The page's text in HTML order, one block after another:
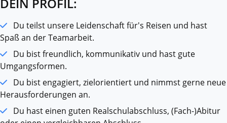
Du teilst unsere Leidenschaft für's Reisen und hast
Spaß an der Teamarbeit.
Du bist freundlich, kommunikativ und hast gute
Umgangsformen.
Du bist engagiert, zielorientiert und nimmst gerne neue
Herausforderungen an.
Du hast einen guten Realschulabschluss, (Fach-)Abitur